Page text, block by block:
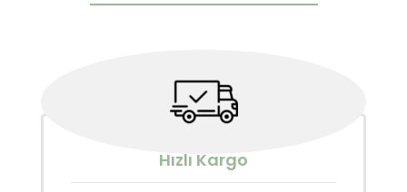
Hızlı Kargo